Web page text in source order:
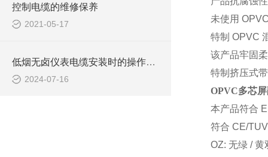
控制电缆的维修保养
2021-05-17
低烟无卤仪表电缆安装时的操作规范
2024-07-16
未使用
特制 OPVC
该产品牢固
特制挤压式
OPVC多芯
本产品符合
符合 CE/
OZ: 无绿 /